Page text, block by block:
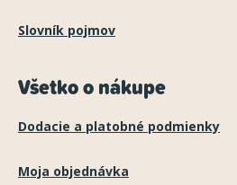
Slovník pojmov
Všetko o nákupe
Dodacie a platobné podmienky
Moja objednávka